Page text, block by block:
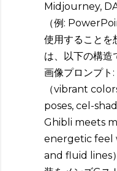
Midjourney,
（例:
使用することを
は、以下の構造
画像プロンプト
（vibrant
poses, cel-
Ghibli meets
energetic feel
and fluid lines